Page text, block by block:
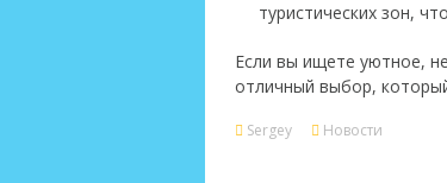
туристических зон,
Если вы ищете уютное,
отличный выбор,
Sergey Новости